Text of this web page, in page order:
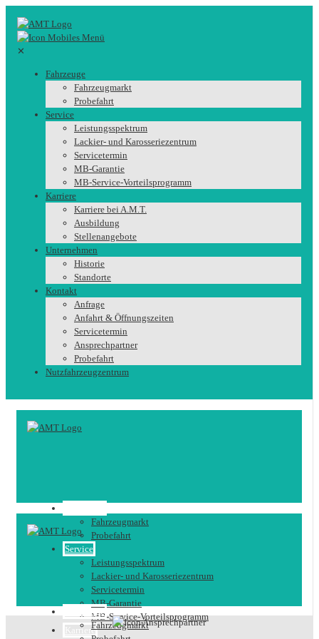
✕
Fahrzeuge
Fahrzeugmarkt
Probefahrt
Service
Leistungsspektrum
Lackier- und Karosseriezentrum
Servicetermin
MB-Garantie
MB-Service-Vorteilsprogramm
Karriere
Karriere bei A.M.T.
Ausbildung
Stellenangebote
Unternehmen
Historie
Standorte
Kontakt
Anfrage
Anfahrt & Öffnungszeiten
Servicetermin
Ansprechpartner
Probefahrt
Nutzfahrzeugzentrum
Fahrzeugmarkt
Probefahrt
Service
Leistungsspektrum
Lackier- und Karosseriezentrum
Servicetermin
MB-Garantie
MB-Service-Vorteilsprogramm
Karriere
Fahrzeuge
Fahrzeugmarkt